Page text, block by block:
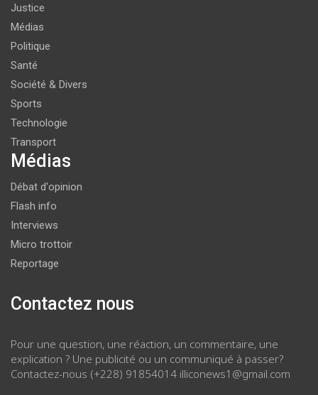
Justice
Médias
Politique
Santé
Société & Divers
Sports
Technologie
Transport
Médias
Débat d'opinion
Flash info
Interviews
Micro trottoir
Reportage
Contactez nous
Pour une question, une réaction, un commentaire, une
explication ? Une publicité ou un communiqué à passer?
Contactez-nous (+228) 91854014 illiconews1@gmail.com